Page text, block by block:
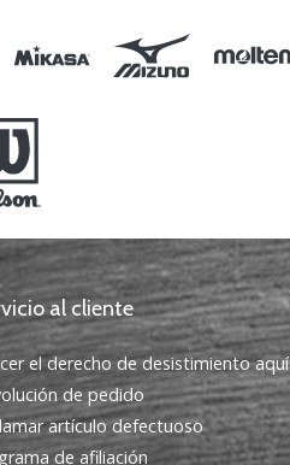
al cliente
el derecho de desistimiento aquí
de pedido
artículo defectuoso
de afiliación